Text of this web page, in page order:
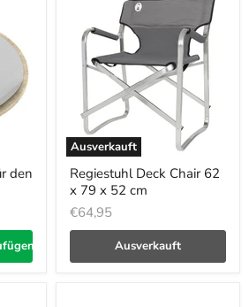
den
Ausverkauft
Regiestuhl Deck Chair 62
x 79 x 52 cm
€64,95
Ausverkauft